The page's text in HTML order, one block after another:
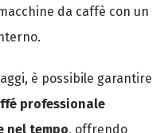
da caffè con un
è possibile garantire
professionale
nel tempo, offrendo